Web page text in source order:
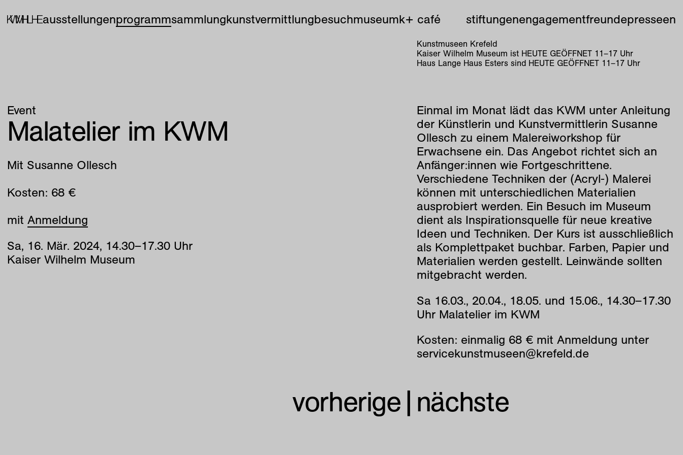
ausstellungenprogrammsammlungkunstvermittlungbesuchmuseumk+ café stiftungenengagementfreundepresseen
Kunstmuseen Krefeld
Kaiser Wilhelm Museum ist HEUTE GEÖFFNET 11–17Uhr
Haus Lange Haus Esters sind HEUTE GEÖFFNET 11–17Uhr
Event
Malatelier im KWM
Mit Susanne Ollesch
Kosten: 68 €
mit Anmeldung
Sa, 16. Mär. 2024, 14.30–17.30Uhr
Kaiser Wilhelm Museum
Einmal im Monat lädt das KWM unter Anleitung
der Künstlerin und Kunstvermittlerin Susanne
Ollesch zu einem Malereiworkshop für
Erwachsene ein. Das Angebot richtet sich an
Anfänger:innen wie Fortgeschrittene.
Verschiedene Techniken der (Acryl-) Malerei
können mit unterschiedlichen Materialien
ausprobiert werden. Ein Besuch im Museum
dient als Inspirationsquelle für neue kreative
Ideen und Techniken. Der Kurs ist ausschließlich
als Komplettpaket buchbar. Farben, Papier und
Materialien werden gestellt. Leinwände sollten
mitgebracht werden.
Sa 16.03., 20.04., 18.05. und 15.06., 14.30–17.30
Uhr Malatelier im KWM
Kosten: einmalig 68 € mit Anmeldung unter
servicekunstmuseen@krefeld.de
vorherige| nächste